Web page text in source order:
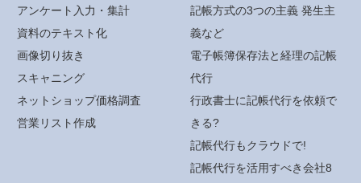
アンケート入力・集計
資料のテキスト化
画像切り抜き
スキャニング
ネットショップ価格調査
営業リスト作成
記帳方式の3つの主義 発生主
義など
電子帳簿保存法と経理の記帳
代行
行政書士に記帳代行を依頼で
きる?
記帳代行もクラウドで!
記帳代行を活用すべき会社8